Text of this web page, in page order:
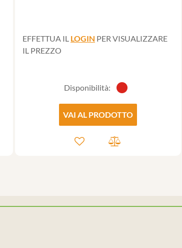
EFFETTUA IL LOGIN PER VISUALIZZARE
IL PREZZO
Disponibilità:
VAI AL PRODOTTO